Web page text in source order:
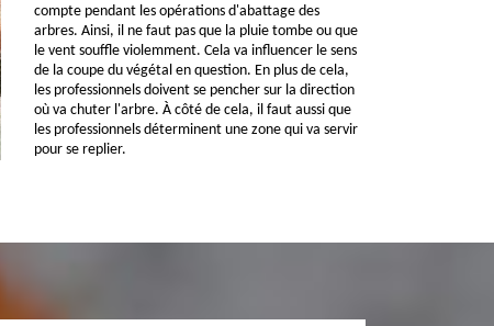
compte pendant les opérations d'abattage des
arbres. Ainsi, il ne faut pas que la pluie tombe ou que
le vent souffle violemment. Cela va influencer le sens
de la coupe du végétal en question. En plus de cela,
les professionnels doivent se pencher sur la direction
où va chuter l'arbre. À côté de cela, il faut aussi que
les professionnels déterminent une zone qui va servir
pour se replier.